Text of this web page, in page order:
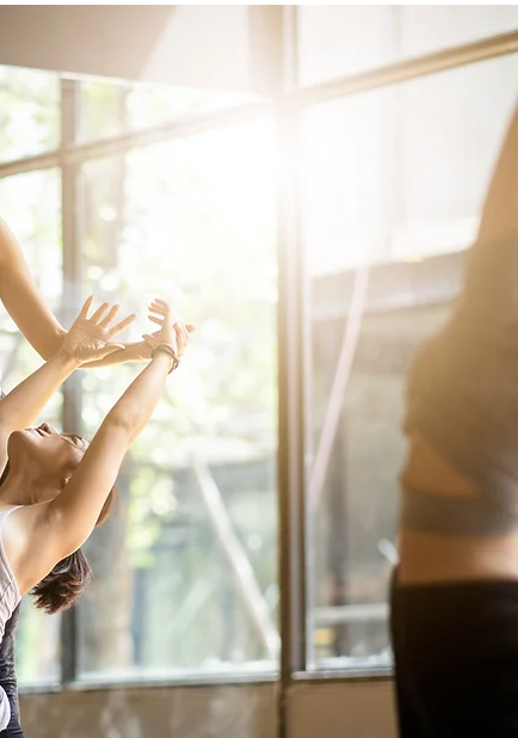
מערכת העצבים